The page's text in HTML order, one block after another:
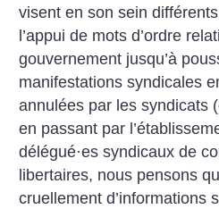
visent en son sein
l’appui de mots d’ordre
gouvernement jusqu’à
manifestations syndicales
annulées par les syndicats
en passant par
délégué·es syndicaux de
libertaires, nous pensons
cruellement d’informations